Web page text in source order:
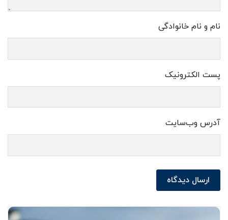
نام و نام خانوادگی
پست الکترونیک
آدرس وب‌سایت
ارسال دیدگاه